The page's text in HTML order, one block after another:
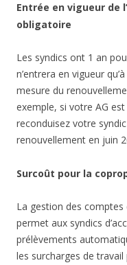
Entrée en vigueur de
obligatoire
Les syndics ont 1 an
n’entrera en vigueur
mesure du
exemple, si votre AG
reconduisez votre
renouvellement en juin
Surcoût pour la
La gestion des
permet aux syndics
prélèvements
les surcharges de